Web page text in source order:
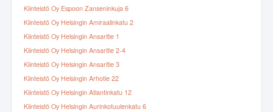
Kiinteistö Oy Espoon Zanseninkuja 6
Kiinteistö Oy Helsingin Amiraalinkatu 2
Kiinteistö Oy Helsingin Ansaritie 1
Kiinteistö Oy Helsingin Ansaritie 2-4
Kiinteistö Oy Helsingin Ansaritie 3
Kiinteistö Oy Helsingin Arhotie 22
Kiinteistö Oy Helsingin Atlantinkatu 12
Kiinteistö Oy Helsingin Aurinkotuulenkatu 6